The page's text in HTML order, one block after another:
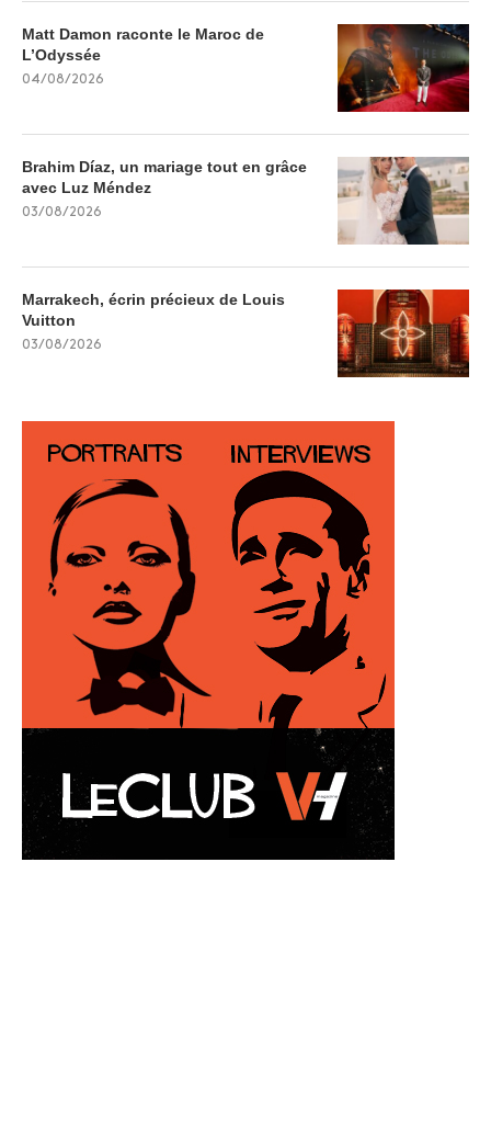
Matt Damon raconte le Maroc de
L’Odyssée
04/08/2026
Brahim Díaz, un mariage tout en grâce
avec Luz Méndez
03/08/2026
Marrakech, écrin précieux de Louis
Vuitton
03/08/2026